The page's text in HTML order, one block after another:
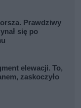
Prawdziwy
się po
elewacji. To,
zaskoczyło